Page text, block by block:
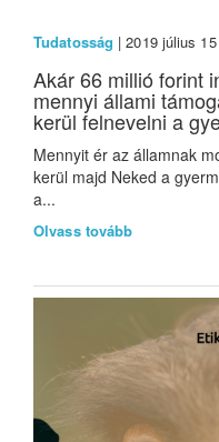
Tudatosság | 2019 július 15
Akár 66 millió forint
mennyi állami
kerül felnevelni a
Mennyit ér az államnak
kerül majd Neked a
a...
Olvass tovább